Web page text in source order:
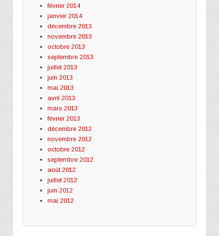
février 2014
janvier 2014
décembre 2013
novembre 2013
octobre 2013
septembre 2013
juillet 2013
juin 2013
mai 2013
avril 2013
mars 2013
février 2013
décembre 2012
novembre 2012
octobre 2012
septembre 2012
août 2012
juillet 2012
juin 2012
mai 2012